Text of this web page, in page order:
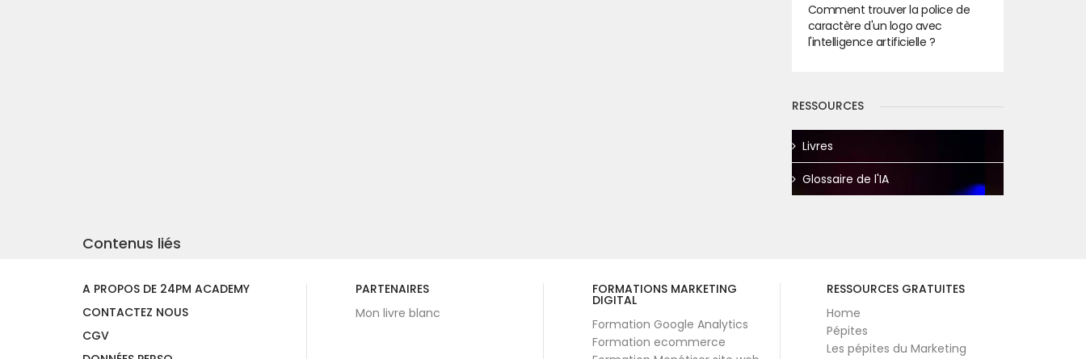
Comment trouver la police de
caractère d'un logo avec
l'intelligence artificielle ?
RESSOURCES
Livres
Glossaire de l'IA
Contenus liés
A PROPOS DE 24PM ACADEMY
CONTACTEZ NOUS
CGV
PARTENAIRES
Mon livre blanc
FORMATIONS MARKETING
DIGITAL
Formation Google Analytics
Formation ecommerce
RESSOURCES GRATUITES
Home
Pépites
Les pépites du Marketing